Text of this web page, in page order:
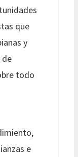
que
y
de
todo
e